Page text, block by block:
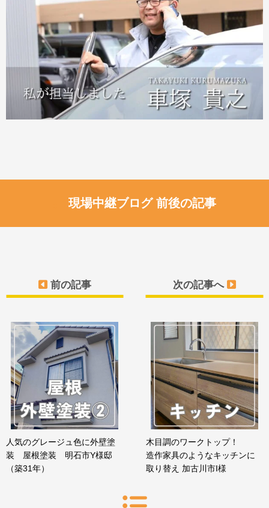
現場中継ブログ 前後の記事
前の記事
人気のグレージュ色に外壁塗
装 屋根塗装 明石市Y様邸
（築31年）
次の記事へ
木目調のワークトップ！
造作家具のようなキッチンに
取り替え 加古川市I様